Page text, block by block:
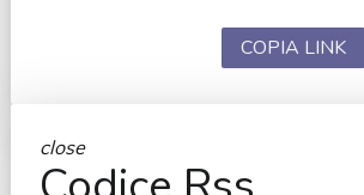
COPIA LINK
close